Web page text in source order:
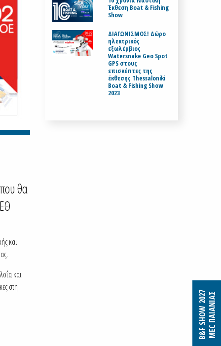
θα
και
και
στη
Έκθεση Boat & Fishing
Show
ΔΙΑΓΩΝΙΣΜΟΣ! Δώρο
ηλεκτρικός
εξωλέμβιος
Watersnake Geo Spot
GPS στους
επισκέπτες της
έκθεσης Thessaloniki
Boat & Fishing Show
2023
B&F SHOW 2027MEC ΠΑΙΑΝΙΑΣ